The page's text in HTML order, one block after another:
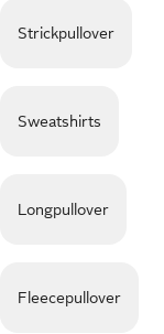
Strickpullover
Sweatshirts
Longpullover
Fleecepullover